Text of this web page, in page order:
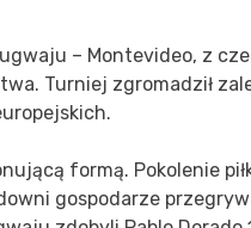
– Montevideo, z
Turniej zgromadził
formą. Pokolenie
gospodarze